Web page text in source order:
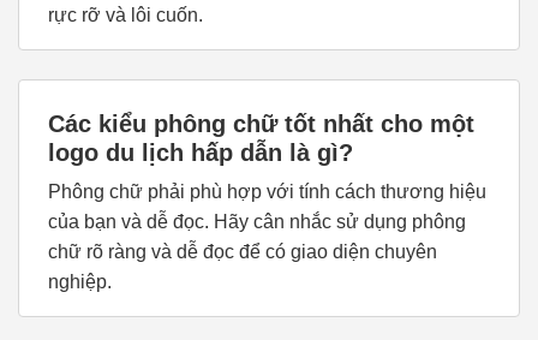
rực rỡ và lôi cuốn.
Các kiểu phông chữ tốt nhất cho một
logo du lịch hấp dẫn là gì?
Phông chữ phải phù hợp với tính cách thương hiệu
của bạn và dễ đọc. Hãy cân nhắc sử dụng phông
chữ rõ ràng và dễ đọc để có giao diện chuyên
nghiệp.